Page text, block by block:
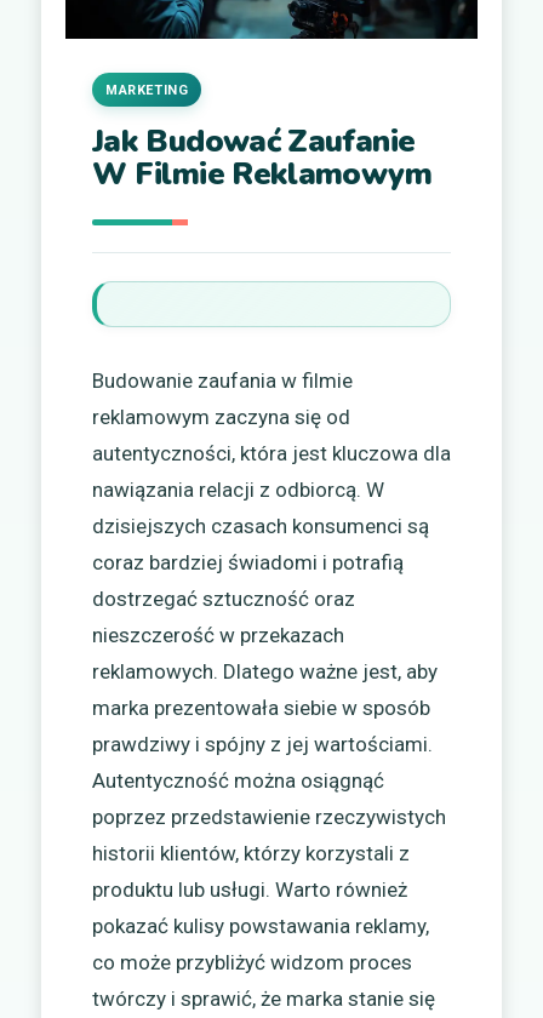
Jak Budować Zaufanie
W Filmie Reklamowym
MARKETING
Budowanie zaufania w filmie
reklamowym zaczyna się od
autentyczności, która jest kluczowa dla
nawiązania relacji z odbiorcą. W
dzisiejszych czasach konsumenci są
coraz bardziej świadomi i potrafią
dostrzegać sztuczność oraz
nieszczerość w przekazach
reklamowych. Dlatego ważne jest, aby
marka prezentowała siebie w sposób
prawdziwy i spójny z jej wartościami.
Autentyczność można osiągnąć
poprzez przedstawienie rzeczywistych
historii klientów, którzy korzystali z
produktu lub usługi. Warto również
pokazać kulisy powstawania reklamy,
co może przybliżyć widzom proces
twórczy i sprawić, że marka stanie się